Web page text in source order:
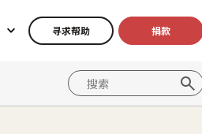
寻求帮助 捐款